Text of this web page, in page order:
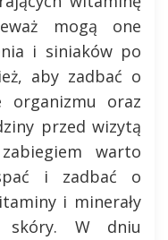
mogą one
i siniaków po
aby zadbać o
organizmu oraz
przed wizytą
warto
i zadbać o
i minerały
skóry. W dniu